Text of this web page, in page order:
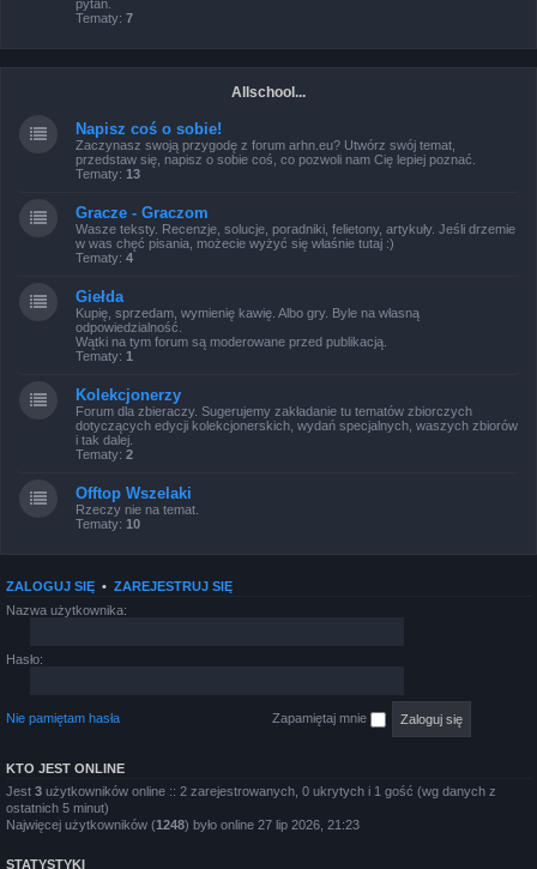
pytań.
Tematy: 7
Allschool...
Napisz coś o sobie!
Zaczynasz swoją przygodę z forum arhn.eu? Utwórz swój temat,
przedstaw się, napisz o sobie coś, co pozwoli nam Cię lepiej poznać.
Tematy: 13
Gracze - Graczom
Wasze teksty. Recenzje, solucje, poradniki, felietony, artykuły. Jeśli drzemie
w was chęć pisania, możecie wyżyć się właśnie tutaj :)
Tematy: 4
Giełda
Kupię, sprzedam, wymienię kawię. Albo gry. Byle na własną
odpowiedzialność.
Wątki na tym forum są moderowane przed publikacją.
Tematy: 1
Kolekcjonerzy
Forum dla zbieraczy. Sugerujemy zakładanie tu tematów zbiorczych
dotyczących edycji kolekcjonerskich, wydań specjalnych, waszych zbiorów
i tak dalej.
Tematy: 2
Offtop Wszelaki
Rzeczy nie na temat.
Tematy: 10
ZALOGUJ SIĘ • ZAREJESTRUJ SIĘ
Nazwa użytkownika:
Hasło:
Nie pamiętam hasła Zapamiętaj mnie
KTO JEST ONLINE
Jest 3 użytkowników online :: 2 zarejestrowanych, 0 ukrytych i 1 gość (wg danych z
ostatnich 5 minut)
Najwięcej użytkowników (1248) było online 27 lip 2026, 21:23
STATYSTYKI